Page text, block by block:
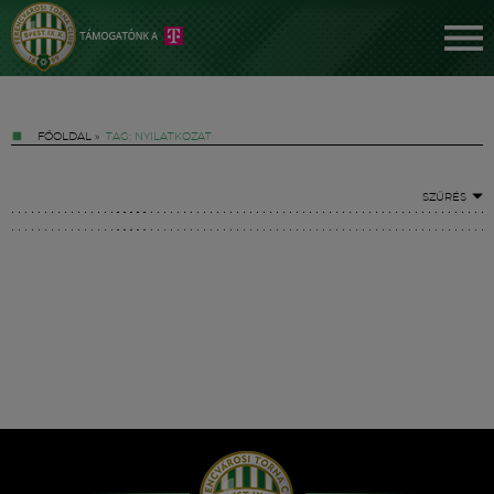
FŐOLDAL » TAG: NYILATKOZAT
SZŰRÉS
Hírek